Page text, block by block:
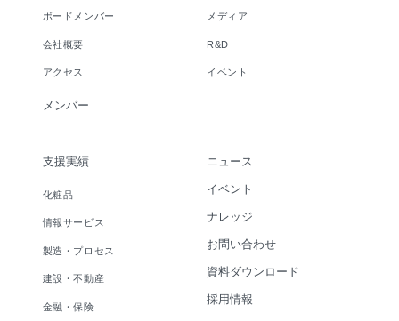
ボードメンバー
会社概要
アクセス
メンバー
メディア
R&D
イベント
支援実績
化粧品
情報サービス
製造・プロセス
建設・不動産
金融・保険
ニュース
イベント
ナレッジ
お問い合わせ
資料ダウンロード
採用情報